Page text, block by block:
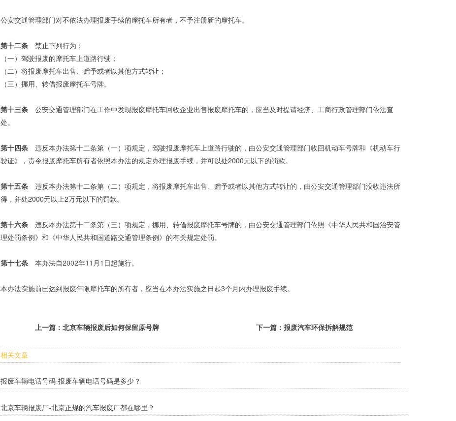
公安交通管理部门对不依法办理报废手续的摩托车所有者，不予注册新的摩托车。
第十二条 禁止下列行为：
（一）驾驶报废的摩托车上道路行驶；
（二）将报废摩托车出售、赠予或者以其他方式转让；
（三）挪用、转借报废摩托车号牌。
第十三条 公安交通管理部门在工作中发现报废摩托车回收企业出售报废摩托车的，应当及时提请经济、工商行政管理部门依法查
处。
第十四条 违反本办法第十二条第（一）项规定，驾驶报废摩托车上道路行驶的，由公安交通管理部门收回机动车号牌和《机动车行
驶证》，责令报废摩托车所有者依照本办法的规定办理报废手续，并可以处2000元以下的罚款。
第十五条 违反本办法第十二条第（二）项规定，将报废摩托车出售、赠予或者以其他方式转让的，由公安交通管理部门没收违法所
得，并处2000元以上2万元以下的罚款。
第十六条 违反本办法第十二条第（三）项规定，挪用、转借报废摩托车号牌的，由公安交通管理部门依照《中华人民共和国治安管
理处罚条例》和《中华人民共和国道路交通管理条例》的有关规定处罚。
第十七条 本办法自2002年11月1日起施行。
本办法实施前已达到报废年限摩托车的所有者，应当在本办法实施之日起3个月内办理报废手续。
上一篇： 北京车辆报废后如何保留原号牌 下一篇：报废汽车环保拆解规范
相关文章
报废车辆电话号码-报废车辆电话号码是多少？
北京车辆报废厂-北京正规的汽车报废厂都在哪里？